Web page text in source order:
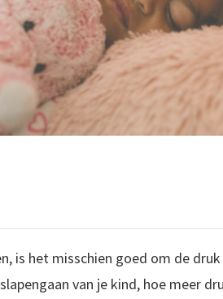
is het misschien goed om de
van je kind, hoe meer